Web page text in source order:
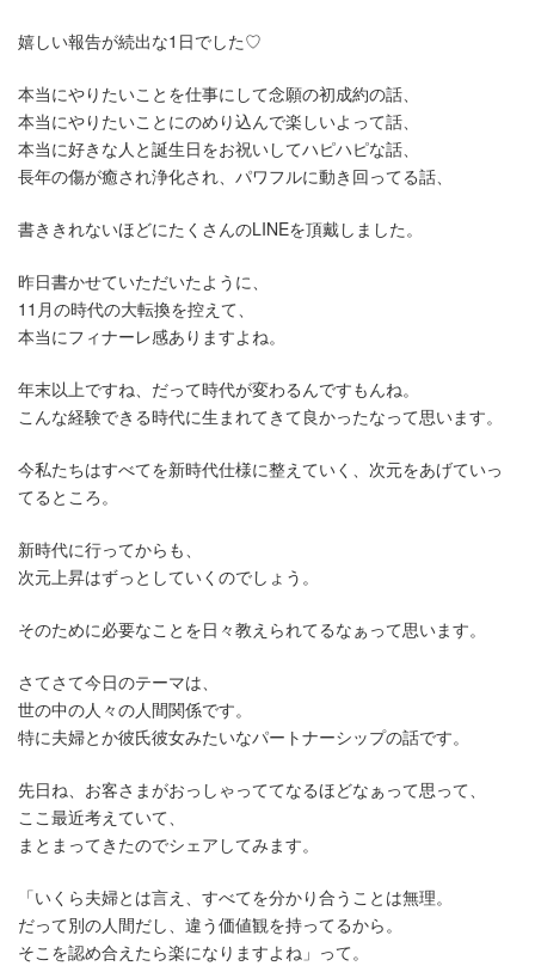
嬉しい報告が続出な1日でした♡
本当にやりたいことを仕事にして念願の初成約の話、
本当にやりたいことにのめり込んで楽しいよって話、
本当に好きな人と誕生日をお祝いしてハピハピな話、
長年の傷が癒され浄化され、パワフルに動き回ってる話、
書ききれないほどにたくさんのLINEを頂戴しました。
昨日書かせていただいたように、
11月の時代の大転換を控えて、
本当にフィナーレ感ありますよね。
年末以上ですね、だって時代が変わるんですもんね。
こんな経験できる時代に生まれてきて良かったなって思います。
今私たちはすべてを新時代仕様に整えていく、次元をあげていっ
てるところ。
新時代に行ってからも、
次元上昇はずっとしていくのでしょう。
そのために必要なことを日々教えられてるなぁって思います。
さてさて今日のテーマは、
世の中の人々の人間関係です。
特に夫婦とか彼氏彼女みたいなパートナーシップの話です。
先日ね、お客さまがおっしゃっててなるほどなぁって思って、
ここ最近考えていて、
まとまってきたのでシェアしてみます。
「いくら夫婦とは言え、すべてを分かり合うことは無理。
だって別の人間だし、違う価値観を持ってるから。
そこを認め合えたら楽になりますよね」って。